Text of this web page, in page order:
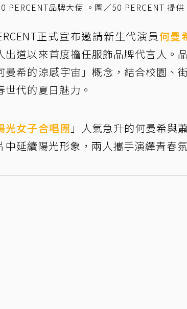
PERCENT品牌大使 。圖／50 PERCENT 提供
正式宣布邀請新生代演員何曼
出道以來首度擔任服飾品牌代言人。
曼希的涼感宇宙」概念，結合校園、
代的夏日魅力。
光女子合唱團 」人氣急升的何曼希與
中延續陽光形象，兩人攜手演繹青春